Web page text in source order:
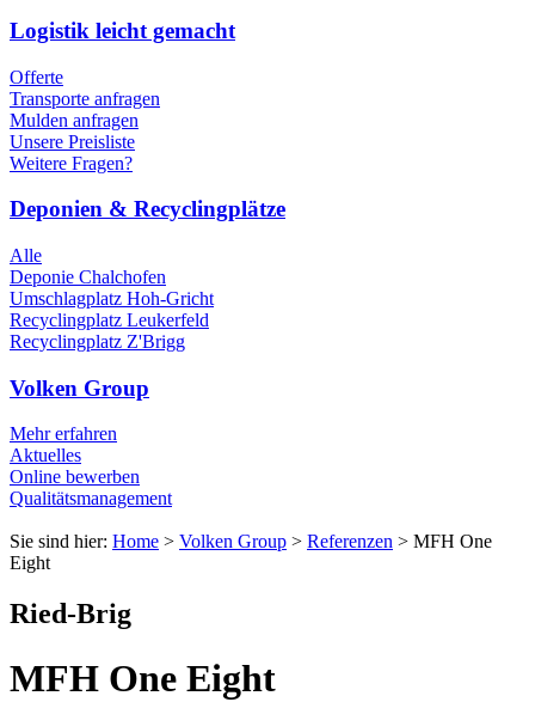
Logistik leicht gemacht
Offerte
Transporte anfragen
Mulden anfragen
Unsere Preisliste
Weitere Fragen?
Deponien & Recyclingplätze
Alle
Deponie Chalchofen
Umschlagplatz Hoh-Gricht
Recyclingplatz Leukerfeld
Recyclingplatz Z'Brigg
Volken Group
Mehr erfahren
Aktuelles
Online bewerben
Qualitätsmanagement
Sie sind hier: Home > Volken Group > Referenzen > MFH One
Eight
Ried-Brig
MFH One Eight